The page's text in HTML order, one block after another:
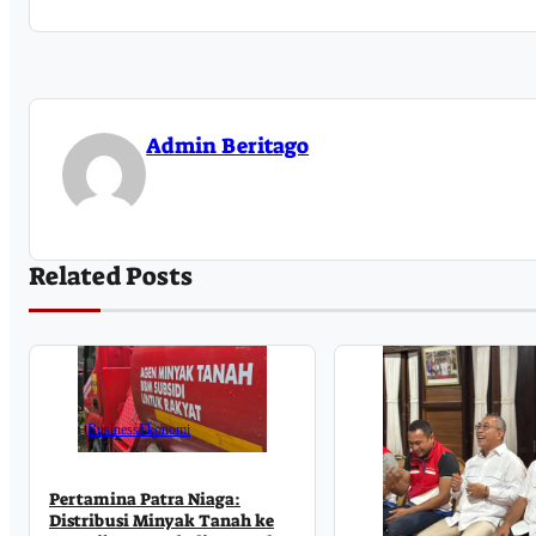
Admin Beritago
Related Posts
BusinessEkonomi
Pertamina Patra Niaga:
Distribusi Minyak Tanah ke